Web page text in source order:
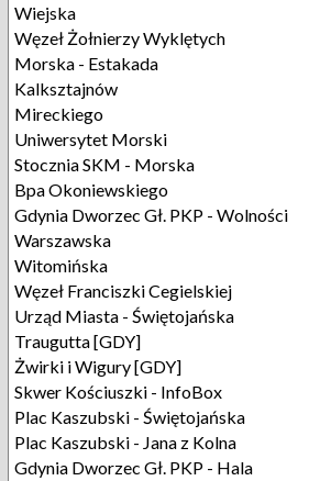
Wiejska
Węzeł Żołnierzy Wyklętych
Morska - Estakada
Kalksztajnów
Mireckiego
Uniwersytet Morski
Stocznia SKM - Morska
Bpa Okoniewskiego
Gdynia Dworzec Gł. PKP - Wolności
Warszawska
Witomińska
Węzeł Franciszki Cegielskiej
Urząd Miasta - Świętojańska
Traugutta [GDY]
Żwirki i Wigury [GDY]
Skwer Kościuszki - InfoBox
Plac Kaszubski - Świętojańska
Plac Kaszubski - Jana z Kolna
Gdynia Dworzec Gł. PKP - Hala